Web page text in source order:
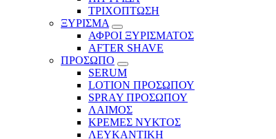
ΤΡΙΧΟΠΤΩΣΗ
ΞΥΡΙΣΜΑ
ΑΦΡΟΙ ΞΥΡΙΣΜΑΤΟΣ
AFTER SHAVE
ΠΡΟΣΩΠΟ
SERUM
LOTION ΠΡΟΣΩΠΟΥ
SPRAY ΠΡΟΣΩΠΟΥ
ΛΑΙΜΟΣ
ΚΡΕΜΕΣ ΝΥΚΤΟΣ
ΛΕΥΚΑΝΤΙΚΗ